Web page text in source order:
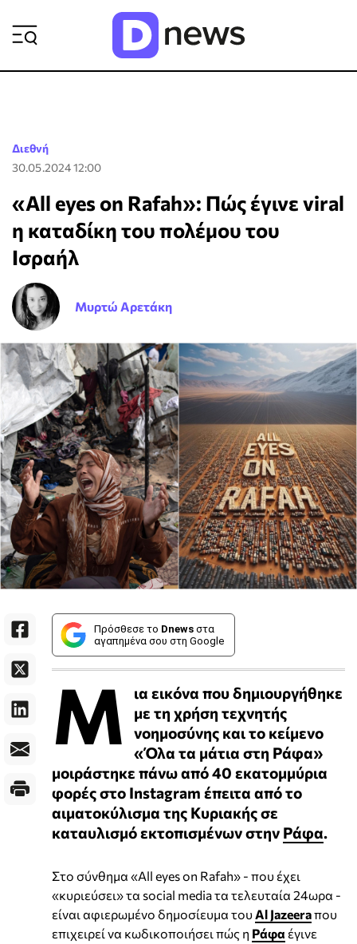
Διεθνή
30.05.2024 12:00
«All eyes on Rafah»: Πώς έγινε viral
η καταδίκη του πολέμου του
Ισραήλ
Μυρτώ Αρετάκη
Πρόσθεσε το Dnews στα
αγαπημένα σου στη Google
Μ
ια εικόνα που δημιουργήθηκε
με τη χρήση τεχνητής
νοημοσύνης και το κείμενο
«Όλα τα μάτια στη Ράφα»
μοιράστηκε πάνω από 40 εκατομμύρια
φορές στο Ιnstagram έπειτα από το
αιματοκύλισμα της Κυριακής σε
καταυλισμό εκτοπισμένων στην Ράφα.
Στο σύνθημα «All eyes on Rafah» - που έχει
«κυριεύσει» τα social media τα τελευταία 24ωρα -
είναι αφιερωμένο δημοσίευμα τουAl Jazeeraπου
επιχειρεί να κωδικοποιήσει πώς η Ράφα έγινε